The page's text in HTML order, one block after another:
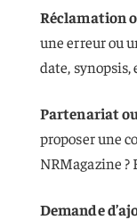
Réclamation
une erreur ou
date, synopsis,
Partenariat
proposer une
NRMagazine ?
Demande